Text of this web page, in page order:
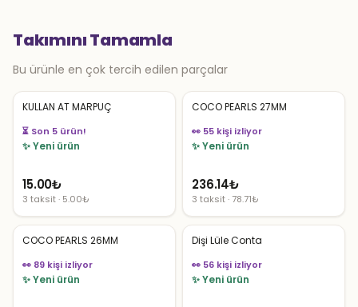
Takımını Tamamla
Bu ürünle en çok tercih edilen parçalar
KULLAN AT MARPUÇ
👀 54 kişi izliyor
✨ Yeni ürün
15.00₺
3 taksit · 5.00₺
COCO PEARLS 27MM
👀 55 kişi izliyor
✨ Yeni ürün
236.14₺
3 taksit · 78.71₺
COCO PEARLS 26MM
👀 89 kişi izliyor
✨ Yeni ürün
Dişi Lüle Conta
👀 56 kişi izliyor
✨ Yeni ürün